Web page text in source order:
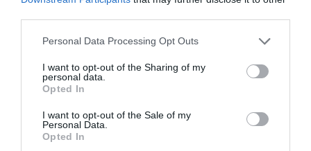
Personal Data Processing Opt Outs
I want to opt-out of the Sharing of my
personal data.
Opted In
I want to opt-out of the Sale of my
Personal Data.
Opted In
Tourism Awards 2025